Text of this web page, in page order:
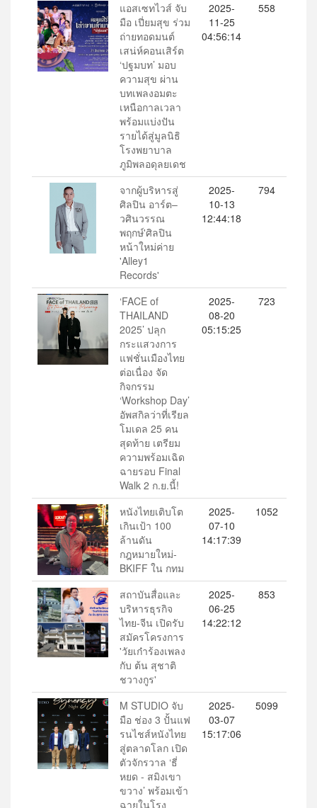
แอสเซทไวส์ จับ
มือ เปี่ยมสุข ร่วม
ถ่ายทอดมนต์
เสน่ห์คอนเสิร์ต
‘ปฐมบท’ มอบ
ความสุข ผ่าน
บทเพลงอมตะ
เหนือกาลเวลา
พร้อมแบ่งปัน
รายได้สู่มูลนิธิ
โรงพยาบาล
ภูมิพลอดุลยเดช
2025-
11-25
04:56:14
558
จากผู้บริหารสู่
ศิลปิน อาร์ต–
วศินวรรณ
พฤกษ์'ศิลปิน
หน้าใหม่ค่าย
'Alley1
Records'
2025-
10-13
12:44:18
794
‘FACE of
THAILAND
2025’ ปลุก
กระแสวงการ
แฟชั่นเมืองไทย
ต่อเนื่อง จัด
กิจกรรม
‘Workshop Day’
อัพสกิลว่าที่เรียล
โมเดล 25 คน
สุดท้าย เตรียม
ความพร้อมเฉิด
ฉายรอบ Final
Walk 2 ก.ย.นี้!
2025-
08-20
05:15:25
723
หนังไทยเติบโต
เกินเป้า 100
ล้านดัน
กฎหมายใหม่-
BKIFF ใน กทม
2025-
07-10
14:17:39
1052
สถาบันสื่อและ
บริหารธุรกิจ
ไทย-จีน เปิดรับ
สมัครโครงการ
'วัยเก๋าร้องเพลง
กับ ต้น สุชาติ
ชวางกูร'
2025-
06-25
14:22:12
853
M STUDIO จับ
มือ ช่อง 3 ปั้นแฟ
รนไชส์หนังไทย
สู่ตลาดโลก เปิด
ตัวจักรวาล ‘ธี่
หยด - สมิงเขา
ขวาง’ พร้อมเข้า
ฉายในโรง
2025-
03-07
15:17:06
5099